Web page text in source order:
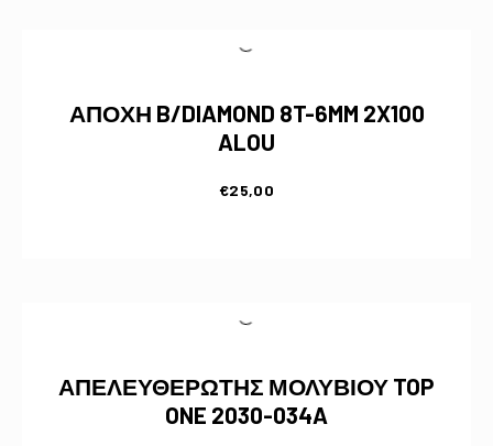
ΑΠΟΧΗ B/DIAMOND 8T-6MM 2X100
ALOU
€25,00
ΑΠΕΛΕΥΘΕΡΩΤΗΣ ΜΟΛΥΒΙΟΥ TOP
ONE 2030-034A